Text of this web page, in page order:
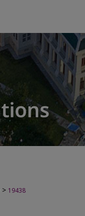
> 19438